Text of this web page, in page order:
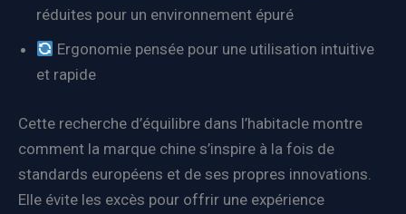
réduites pour un environnement épuré
Ergonomie pensée pour une utilisation intuitive
et rapide
Cette recherche d’équilibre dans l’habitacle montre
comment la marque chine s’inspire à la fois de
standards européens et de ses propres innovations.
Elle évite les excès pour offrir une expérience